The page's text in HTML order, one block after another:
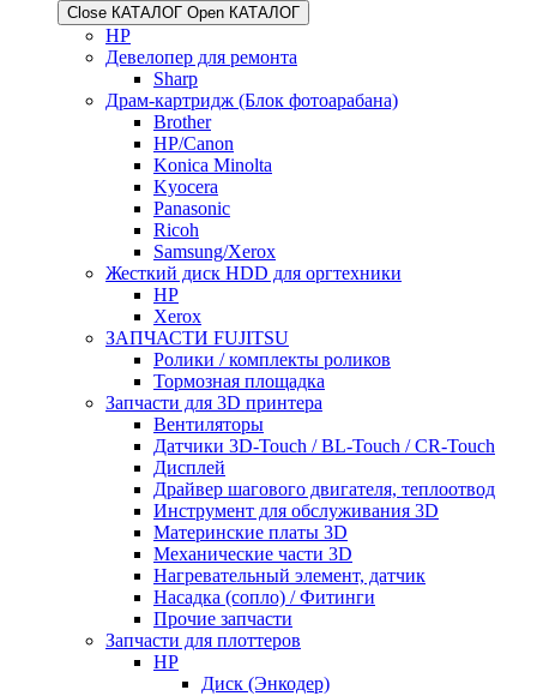
Close КАТАЛОГ Open КАТАЛОГ
HP
Девелопер для ремонта
Sharp
Драм-картридж (Блок фотоарабана)
Brother
HP/Canon
Konica Minolta
Kyocera
Panasonic
Ricoh
Samsung/Xerox
Жесткий диск HDD для оргтехники
HP
Xerox
ЗАПЧАСТИ FUJITSU
Ролики / комплекты роликов
Тормозная площадка
Запчасти для 3D принтера
Вентиляторы
Датчики 3D-Touch / BL-Touch / CR-Touch
Дисплей
Драйвер шагового двигателя, теплоотвод
Инструмент для обслуживания 3D
Материнские платы 3D
Механические части 3D
Нагревательный элемент, датчик
Насадка (сопло) / Фитинги
Прочие запчасти
Запчасти для плоттеров
HP
Диск (Энкодер)